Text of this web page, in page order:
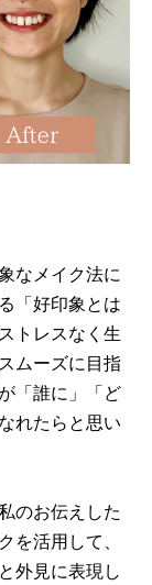
なメイク法に
「好印象とは
トレスなく生
ムーズに目指
「誰に」「ど
れたらと思い
のお伝えした
活用して、
外見に表現し